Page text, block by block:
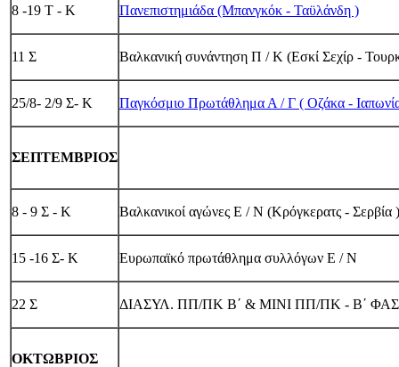
8 -19 Τ - Κ Πανεπιστημιάδα (Μπανγκόκ - Ταϋλάνδη )
11 Σ Βαλκανική συνάντηση Π / Κ (Εσκί Σεχίρ -
25/8- 2/9 Σ- Κ Παγκόσμιο Πρωτάθλημα Α / Γ ( Οζάκα -
ΣΕΠΤΕΜΒΡΙΟΣ
8 - 9 Σ - Κ Βαλκανικοί αγώνες Ε / Ν (Κρόγκερατς - Σερβία )
15 -16 Σ- Κ Ευρωπαϊκό πρωτάθλημα συλλόγων Ε / Ν
22 Σ ΔΙΑΣΥΛ. ΠΠ/ΠΚ Β΄ & ΜΙΝΙ ΠΠ/ΠΚ - Β΄
ΟΚΤΩΒΡΙΟΣ